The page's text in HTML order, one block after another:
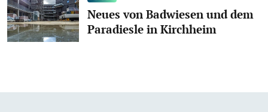
Neues von Badwiesen und dem
Paradiesle in Kirchheim